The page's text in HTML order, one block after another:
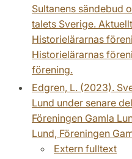
Sultanens sändebud
talets Sverige.
Historielärarnas
Historielärarnas
förening.
Edgren, L. (2023).
Lund under senare
Föreningen Gamla
Lund, Föreningen
Extern fulltext